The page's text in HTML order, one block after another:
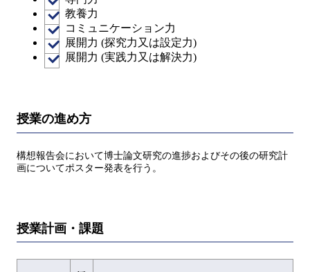
教養力
コミュニケーション力
展開力 (探究力又は設定力)
展開力 (実践力又は解決力)
授業の進め方
構想報告会において博士論文研究の進捗およびその後の研究計
画についてポスター発表を行う。
授業計画・課題